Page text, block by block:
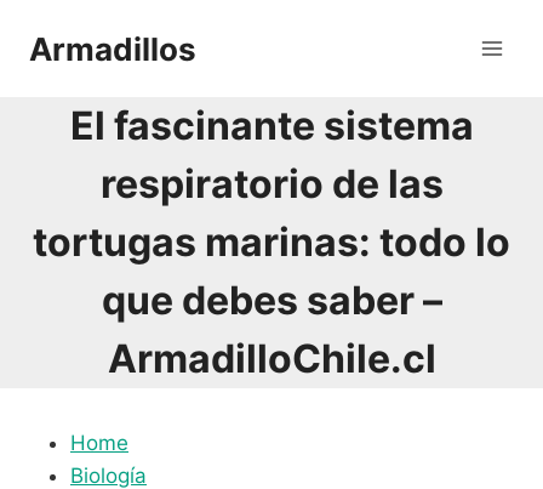
Armadillos
El fascinante sistema
respiratorio de las
tortugas marinas: todo lo
que debes saber –
ArmadilloChile.cl
Home
Biología